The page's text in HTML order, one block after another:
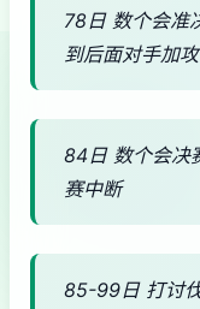
78日 数个会准
到后面对手加
84日 数个会决
赛中断
85-99日 打讨